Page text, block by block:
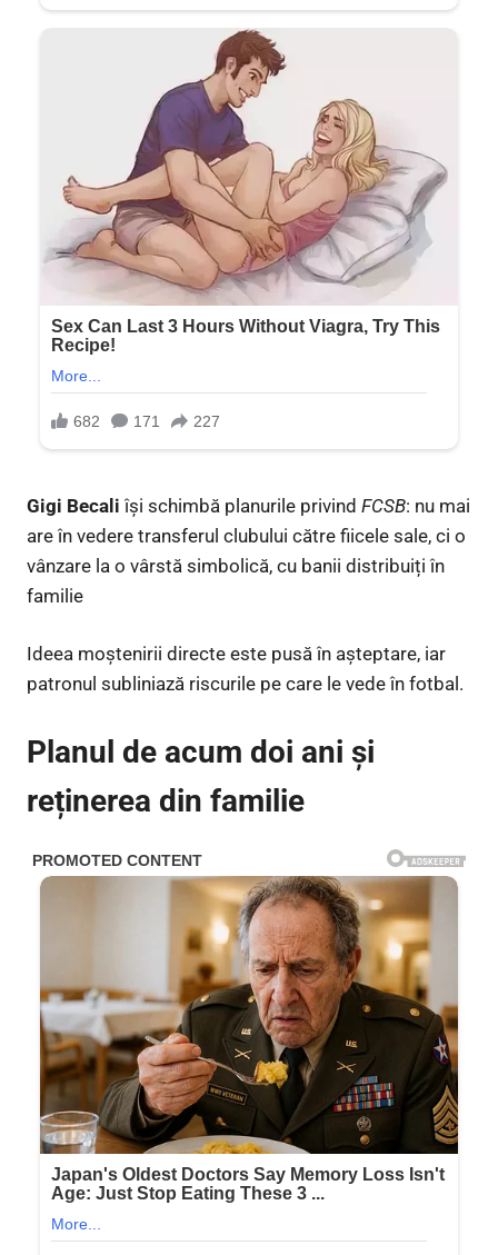
Gigi Becali își schimbă planurile privind FCSB: nu mai
are în vedere transferul clubului către fiicele sale, ci o
vânzare la o vârstă simbolică, cu banii distribuiți în
familie
Ideea moștenirii directe este pusă în așteptare, iar
patronul subliniază riscurile pe care le vede în fotbal.
Planul de acum doi ani și
reținerea din familie